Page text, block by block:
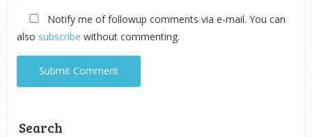
Notify me of followup comments via e-mail. You can
also subscribe without commenting.
Search